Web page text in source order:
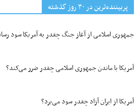
پربیننده‌ترین‌ در ۳۰ روز گذشته
جمهوری اسلامی از آغاز جنگ چقدر به آمریکا سود
آمریکا با ماندن جمهوری اسلامی چقدر ضرر می‌کند؟
آمریکا از ایران آزاد چقدر سود می‌برد؟